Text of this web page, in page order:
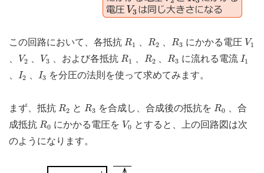
この回路において、各抵抗 R1
R1 R2
R2 R3
R3 にかかる電圧 V1
V1
V2
V2 V3
V3 、および各抵抗 R1
R1 R2
R2 R3
R3 に流れる電流 I1
I1
I2
I2 I3
I3 を分圧の法則を使って求めてみます。
まず、抵抗 R2
R2 と R3
R3 を合成し、合成後の抵抗を R0
R0
、合
成抵抗 R0
R0 にかかる電圧を V0
V0 とすると、上の回路図は次
のようになります。